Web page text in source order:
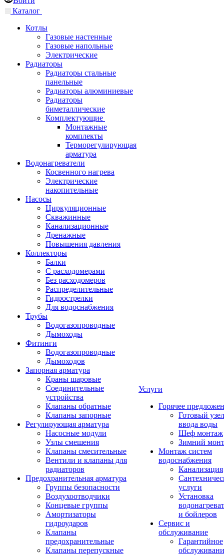
Каталог
Котлы
Газовые настенные
Газовые напольные
Электрические
Радиаторы
Радиаторы стальные
панельные
Радиаторы алюминиевые
Радиаторы
биметаллические
Комплектующие
Монтажные
комплекты
Терморегулирующая
арматура
Водонагреватели
Косвенного нагрева
Электрические
накопительные
Насосы
Циркуляционные
Скважинные
Канализационные
Дренажные
Повышения давления
Коллекторы
Балки
С расходомерами
Без расходомеров
Распределительные
Гидрострелки
Для водоснабжения
Трубы
Водогазопроводные
Дымоходы
Фитинги
Водогазопроводные
Дымоходов
Запорная арматура
Краны шаровые
Соединительные
устройства
Клапаны обратные
Клапаны запорные
Регулирующая арматура
Насосные модули
Узлы смешения
Клапаны смесительные
Вентили и клапаны для
радиаторов
Предохранительная арматура
Группы безопасности
Воздухоотводчики
Концевые группы
Амортизаторы
гидроударов
Клапаны
предохранительные
Клапаны перепускные
Услуги
Горячее
Готовый узел
ввода воды
Шеф монтаж
Зимний
Монтаж систем
водоснабжения
Канализация
услуги
Установка
и бойлеров
Сервис и
обслуживание
Гарантийное